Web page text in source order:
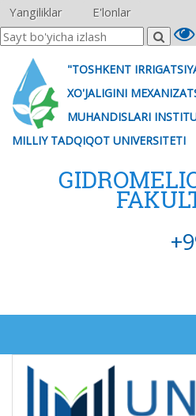
Yangiliklar E'lonlar
"TOSHKENT
XO'JALIGINI
MUHANDISLARI
MILLIY TADQIQOT UNIVERSITETI